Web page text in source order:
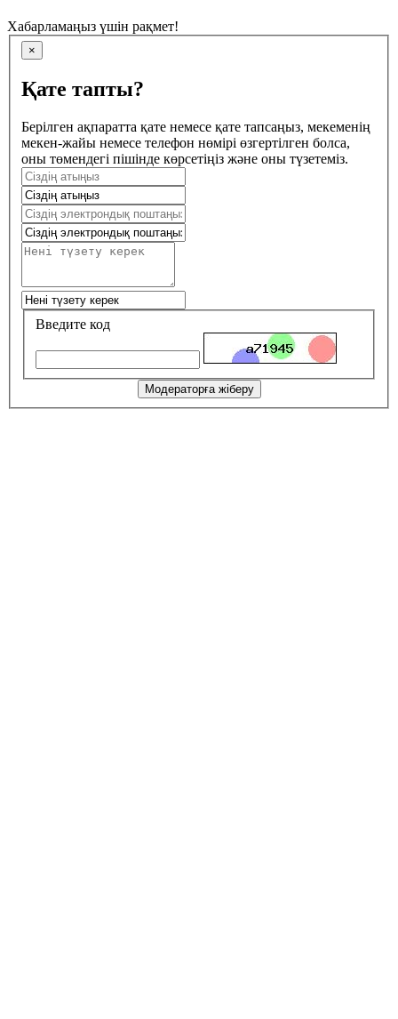
Хабарламаңыз үшін рақмет!
×
Қате тапты?
Берілген ақпаратта қате немесе қате тапсаңыз, мекеменің
мекен-жайы немесе телефон нөмірі өзгертілген болса,
оны төмендегі пішінде көрсетіңіз және оны түзетеміз.
Введите код
Модераторға жіберу